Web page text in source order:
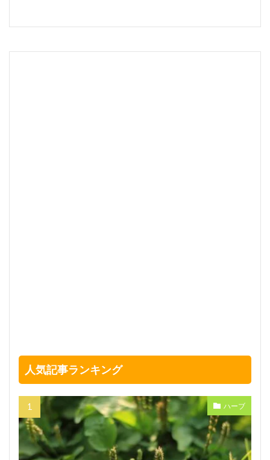
人気記事ランキング
ハーブ